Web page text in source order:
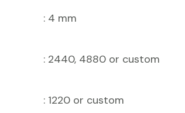
: 0.5 mm
: PVDF